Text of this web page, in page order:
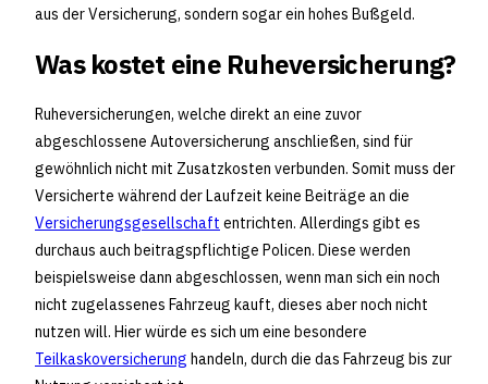
aus der Versicherung, sondern sogar ein hohes Bußgeld.
Was kostet eine Ruheversicherung?
Ruheversicherungen, welche direkt an eine zuvor
abgeschlossene Autoversicherung anschließen, sind für
gewöhnlich nicht mit Zusatzkosten verbunden. Somit muss der
Versicherte während der Laufzeit keine Beiträge an die
Versicherungsgesellschaft entrichten. Allerdings gibt es
durchaus auch beitragspflichtige Policen. Diese werden
beispielsweise dann abgeschlossen, wenn man sich ein noch
nicht zugelassenes Fahrzeug kauft, dieses aber noch nicht
nutzen will. Hier würde es sich um eine besondere
Teilkaskoversicherung handeln, durch die das Fahrzeug bis zur